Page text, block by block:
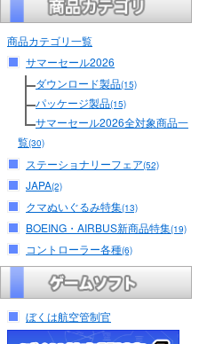
商品カテゴリ一覧
サマーセール2026
ダウンロード製品(15)
パッケージ製品(15)
サマーセール2026全対象商品一
覧(30)
ステーショナリーフェア(52)
JAPA(2)
クマぬいぐるみ特集(13)
BOEING・AIRBUS新商品特集(19)
コントローラー各種(6)
ぼくは航空管制官